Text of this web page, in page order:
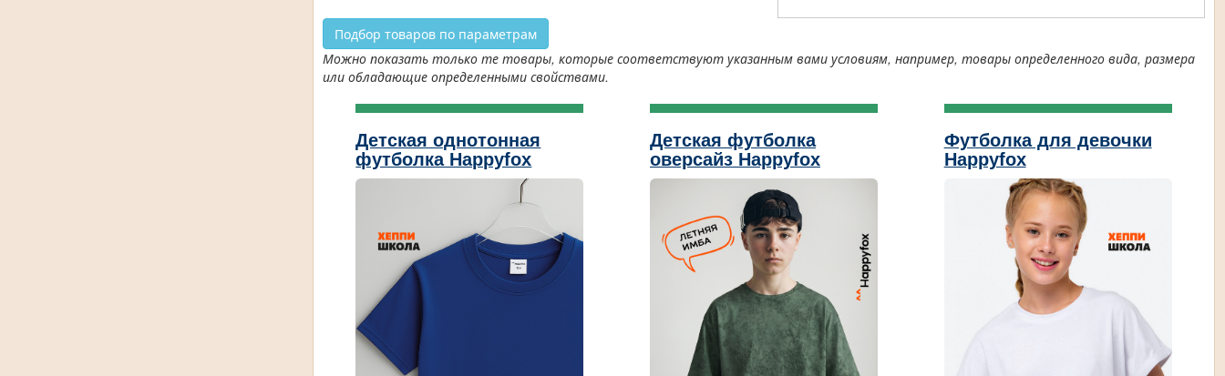
Подбор товаров по параметрам
Можно показать только те товары, которые соответствуют указанным вами условиям, например, товары определенного вида, размера
или обладающие определенными свойствами.
Детская однотонная
футболка Happyfox
Детская футболка
оверсайз Happyfox
Футболка для девочки
Happyfox